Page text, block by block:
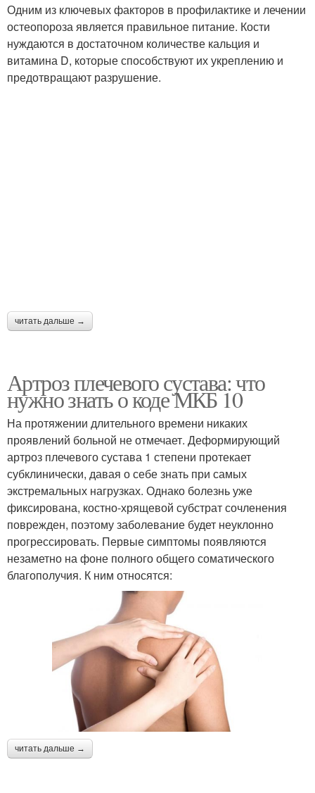
Одним из ключевых факторов в профилактике и лечении
остеопороза является правильное питание. Кости
нуждаются в достаточном количестве кальция и
витамина D, которые способствуют их укреплению и
предотвращают разрушение.
читать дальше →
Артроз плечевого сустава: что
нужно знать о коде МКБ 10
На протяжении длительного времени никаких
проявлений больной не отмечает. Деформирующий
артроз плечевого сустава 1 степени протекает
субклинически, давая о себе знать при самых
экстремальных нагрузках. Однако болезнь уже
фиксирована, костно-хрящевой субстрат сочленения
поврежден, поэтому заболевание будет неуклонно
прогрессировать. Первые симптомы появляются
незаметно на фоне полного общего соматического
благополучия. К ним относятся:
читать дальше →